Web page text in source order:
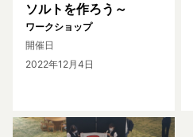
ソルトを作ろう～
ワークショップ
開催日
2022年12月4日